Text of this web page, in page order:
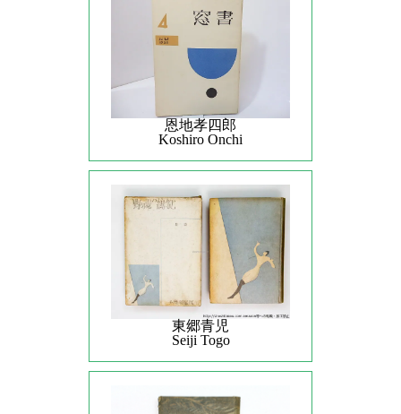
恩地孝四郎
Koshiro Onchi
東郷青児
Seiji Togo